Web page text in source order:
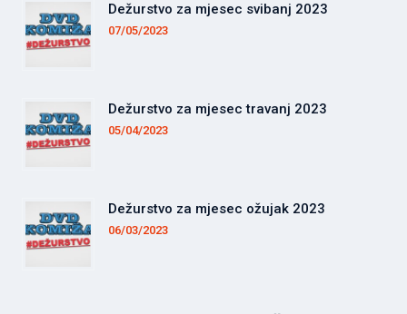
Dežurstvo za mjesec svibanj 2023
07/05/2023
Dežurstvo za mjesec travanj 2023
05/04/2023
Dežurstvo za mjesec ožujak 2023
06/03/2023